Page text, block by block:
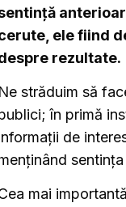
ele fiind
rezultate.
Ne străduim să
în primă
de
mai